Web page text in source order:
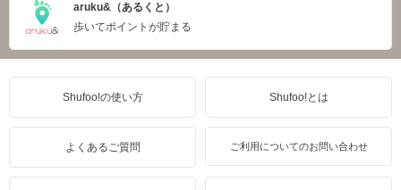
aruku&（あるくと）
歩いてポイントが貯まる
Shufoo!の使い方 Shufoo!とは
よくあるご質問 ご利用についてのお問い合わせ